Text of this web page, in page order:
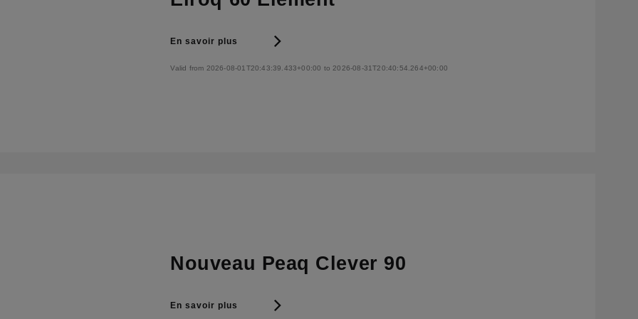
En savoir plus
Valid from 2026-08-01T20:43:39.433+00:00 to 2026-08-31T20:40:54.264+00:00
Nouveau Peaq Clever 90
En savoir plus